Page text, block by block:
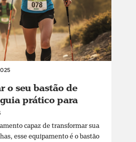
o seu bastão de
prático para
capaz de transformar sua
esse equipamento é o bastão